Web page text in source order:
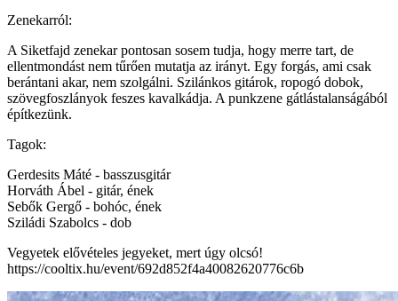
Zenekarról:
A Siketfajd zenekar pontosan sosem tudja, hogy merre tart, de
ellentmondást nem tűrően mutatja az irányt. Egy forgás, ami csak
berántani akar, nem szolgálni. Szilánkos gitárok, ropogó dobok,
szövegfoszlányok feszes kavalkádja. A punkzene gátlástalanságából
építkezünk.
Tagok:
Gerdesits Máté - basszusgitár
Horváth Ábel - gitár, ének
Sebők Gergő - bohóc, ének
Sziládi Szabolcs - dob
Vegyetek elővételes jegyeket, mert úgy olcsó!
https://cooltix.hu/event/692d852f4a40082620776c6b